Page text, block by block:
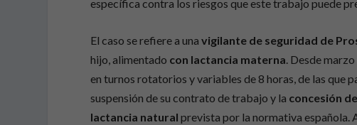
específica contra los riesgos que este trabajo puede
El caso se refiere a unavigilante de seguridad de
hijo, alimentado con lactancia materna. Desde
en turnos rotatorios y variables de 8 horas, de las que
suspensión de su contrato de trabajo y la concesión
lactancia naturalprevista por la normativa española.